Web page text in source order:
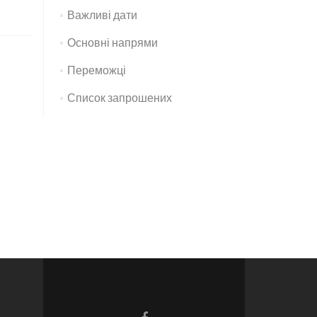
Важливі дати
Основні напрями
Переможці
Список запрошених